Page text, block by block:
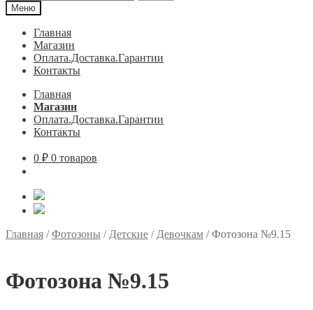
Меню
Главная
Магазин
Оплата.Доставка.Гарантии
Контакты
Главная
Магазин
Оплата.Доставка.Гарантии
Контакты
0 ₽ 0 товаров
Главная /Фотозоны / Детские / Девочкам /Фотозона №9.15
Фотозона №9.15